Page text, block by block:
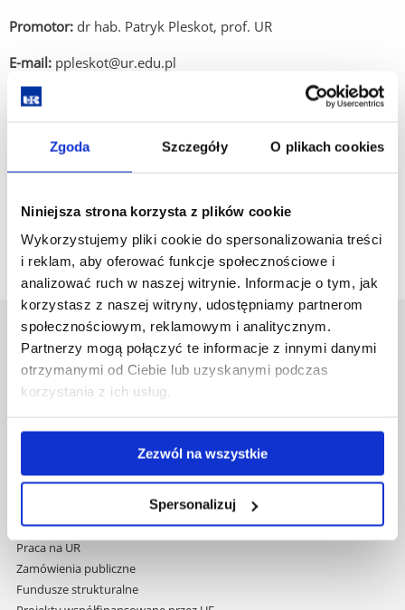
Zgoda Szczegóły O plikach cookies
Niniejsza strona korzysta z plików cookie
Wykorzystujemy pliki cookie do spersonalizowania treści
i reklam, aby oferować funkcje społecznościowe i
analizować ruch w naszej witrynie. Informacje o tym, jak
korzystasz z naszej witryny, udostępniamy partnerom
społecznościowym, reklamowym i analitycznym.
Partnerzy mogą połączyć te informacje z innymi danymi
otrzymanymi od Ciebie lub uzyskanymi podczas
korzystania z ich usług.
Zezwól na wszystkie
Spersonalizuj
Promotor: dr hab. Patryk Pleskot, prof. UR
E-mail: ppleskot@ur.edu.pl
contemporary political history (1945-2021)
Uniwersytet Rzeszowski
Al. Tadeusza Rejtana 16C
35-959 Rzeszów
przejdź
treści
Wydawnictwo
Studia podyplomowe
Praca na UR
Zamówienia publiczne
Fundusze strukturalne